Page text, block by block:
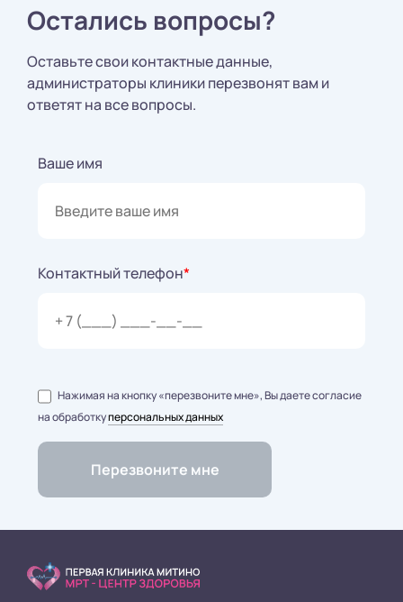
Остались вопросы?
Оставьте свои контактные данные,
администраторы клиники перезвонят вам и
ответят на все вопросы.
Ваше имя
Контактный телефон*
Нажимая на кнопку «перезвоните мне», Вы даете согласие
на обработкуперсональных данных